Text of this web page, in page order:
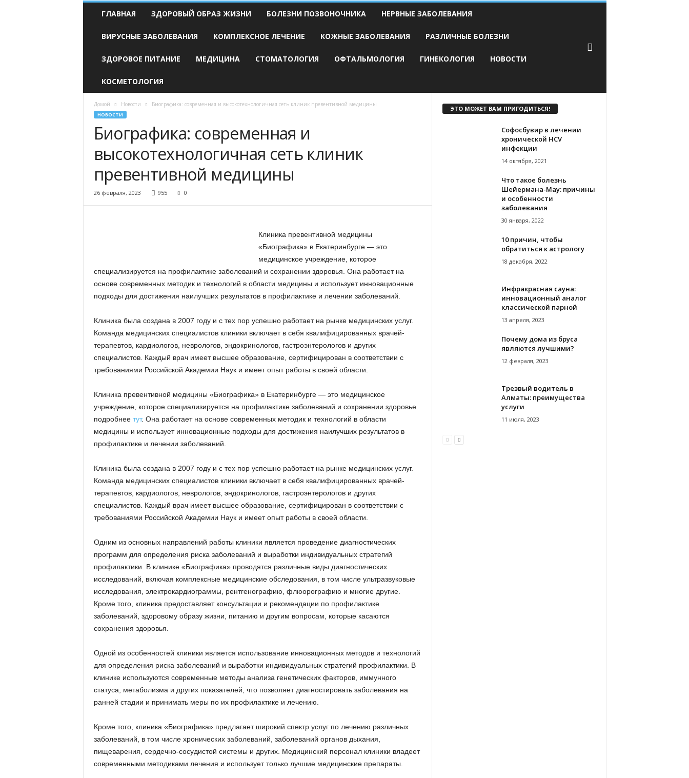
Н
М
ГЛАВНАЯ ЗДОРОВЫЙ ОБРАЗ ЖИЗНИ БОЛЕЗНИ ПОЗВОНОЧНИКА НЕРВНЫЕ ЗАБОЛЕВАНИЯ
ВИРУСНЫЕ ЗАБОЛЕВАНИЯ КОМПЛЕКСНОЕ ЛЕЧЕНИЕ КОЖНЫЕ ЗАБОЛЕВАНИЯ РАЗЛИЧНЫЕ БОЛЕЗНИ
ЗДОРОВОЕ ПИТАНИЕ МЕДИЦИНА СТОМАТОЛОГИЯ ОФТАЛЬМОЛОГИЯ ГИНЕКОЛОГИЯ НОВОСТИ
КОСМЕТОЛОГИЯ
Домой Новости Биографика: современная и высокотехнологичная сеть клиник превентивной медицины
НОВОСТИ
Биографика: современная и
высокотехнологичная сеть клиник
превентивной медицины
26 февраля, 2023 955 0
Клиника превентивной медицины
«Биографика» в Екатеринбурге — это
медицинское учреждение, которое
специализируется на профилактике заболеваний и сохранении здоровья. Она работает на
основе современных методик и технологий в области медицины и использует инновационные
подходы для достижения наилучших результатов в профилактике и лечении заболеваний.
Клиника была создана в 2007 году и с тех пор успешно работает на рынке медицинских услуг.
Команда медицинских специалистов клиники включает в себя квалифицированных врачей-
терапевтов, кардиологов, неврологов, эндокринологов, гастроэнтерологов и других
специалистов. Каждый врач имеет высшее образование, сертифицирован в соответствии с
требованиями Российской Академии Наук и имеет опыт работы в своей области.
Клиника превентивной медицины «Биографика» в Екатеринбурге — это медицинское
учреждение, которое специализируется на профилактике заболеваний и сохранении здоровье
подробнее тут. Она работает на основе современных методик и технологий в области
медицины и использует инновационные подходы для достижения наилучших результатов в
профилактике и лечении заболеваний.
Клиника была создана в 2007 году и с тех пор успешно работает на рынке медицинских услуг.
Команда медицинских специалистов клиники включает в себя квалифицированных врачей-
терапевтов, кардиологов, неврологов, эндокринологов, гастроэнтерологов и других
специалистов. Каждый врач имеет высшее образование, сертифицирован в соответствии с
требованиями Российской Академии Наук и имеет опыт работы в своей области.
Одним из основных направлений работы клиники является проведение диагностических
программ для определения риска заболеваний и выработки индивидуальных стратегий
профилактики. В клинике «Биографика» проводятся различные виды диагностических
исследований, включая комплексные медицинские обследования, в том числе ультразвуковые
исследования, электрокардиограммы, рентгенографию, флюорографию и многие другие.
Кроме того, клиника предоставляет консультации и рекомендации по профилактике
заболеваний, здоровому образу жизни, питанию и другим вопросам, которые касаются
сохранения здоровья.
Одной из особенностей клиники является использование инновационных методов и технологий
для определения риска заболеваний и выработки индивидуальных стратегий профилактики. В
клинике используются современные методы анализа генетических факторов, иммунного
статуса, метаболизма и других показателей, что позволяет диагностировать заболевания на
ранней стадии и принимать меры по их профилактике и лечению.
Кроме того, клиника «Биографика» предлагает широкий спектр услуг по лечению различных
заболеваний, в том числе хронических заболеваний, заболеваний органов дыхания,
пищеварения, сердечно-сосудистой системы и других. Медицинский персонал клиники владеет
современными методиками лечения и использует только лучшие медицинские препараты.
ЭТО МОЖЕТ ВАМ ПРИГОДИТЬСЯ!
Софосбувир в лечении
хронической HCV
инфекции
14 октября, 2021
Что такое болезнь
Шейермана-Мау: причины
и особенности
заболевания
30 января, 2022
10 причин, чтобы
обратиться к астрологу
18 декабря, 2022
Инфракрасная сауна:
инновационный аналог
классической парной
13 апреля, 2023
Почему дома из бруса
являются лучшими?
12 февраля, 2023
Трезвый водитель в
Алматы: преимущества
услуги
11 июля, 2023